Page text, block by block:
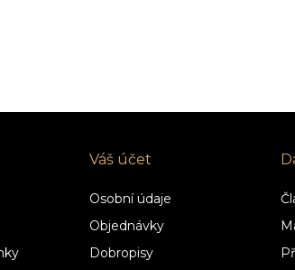
Váš účet
Osobní údaje
Objednávky
Dobropisy